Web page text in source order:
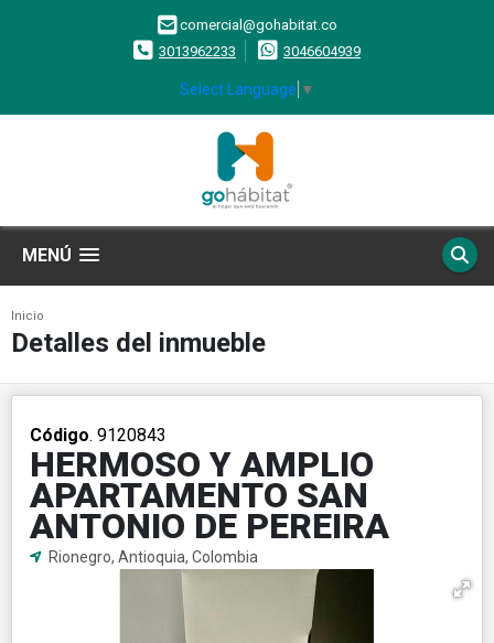
comercial@gohabitat.co
3013962233
3046604939
Select Language ▼
MENÚ
Inicio
Detalles del inmueble
Código. 9120843
HERMOSO Y AMPLIO
APARTAMENTO SAN
ANTONIO DE PEREIRA
Rionegro, Antioquia, Colombia